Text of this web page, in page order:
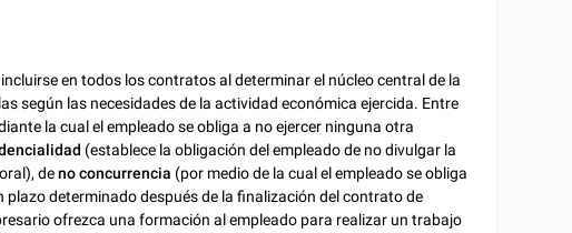
en todos los contratos al determinar el núcleo central de la
según las necesidades de la actividad económica ejercida. Entre
la cual el empleado se obliga a no ejercer ninguna otra
(establece la obligación del empleado de no divulgar la
deno concurrencia (por medio de la cual el empleado se obliga
determinado después de la finalización del contrato de
ofrezca una formación al empleado para realizar un trabajo